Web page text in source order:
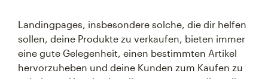
Landingpages, insbesondere solche, die dir helfen
sollen, deine Produkte zu verkaufen, bieten immer
eine gute Gelegenheit, einen bestimmten Artikel
hervorzuheben und deine Kunden zum Kaufen zu